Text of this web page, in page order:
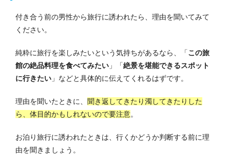
付き合う前の男性から旅行に誘われたら、理由を聞いてみて
ください。
純粋に旅行を楽しみたいという気持ちがあるなら、「この旅
館の絶品料理を食べてみたい 」「絶景を堪能できるスポット
に行きたい 」などと具体的に伝えてくれるはずです。
理由を聞いたときに、 聞き返してきたり濁してきたりした
ら、体目的かもしれないので要注意。
お泊り旅行に誘われたときは、行くかどうか判断する前に理
由を聞きましょう。